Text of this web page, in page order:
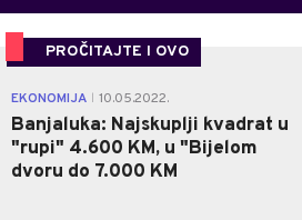
PROČITAJTE I OVO
EKONOMIJA 10.05.2022.
Banjaluka: Najskuplji kvadrat u
"rupi" 4.600 KM, u "Bijelom
dvoru do 7.000 KM